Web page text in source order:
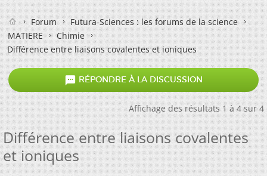
Forum
Futura-Sciences : les forums de la science
MATIERE
Chimie
Différence entre liaisons covalentes et ioniques
 RÉPONDRE À LA DISCUSSION
Affichage des résultats 1 à 4 sur 4
Différence entre liaisons covalentes
et ioniques